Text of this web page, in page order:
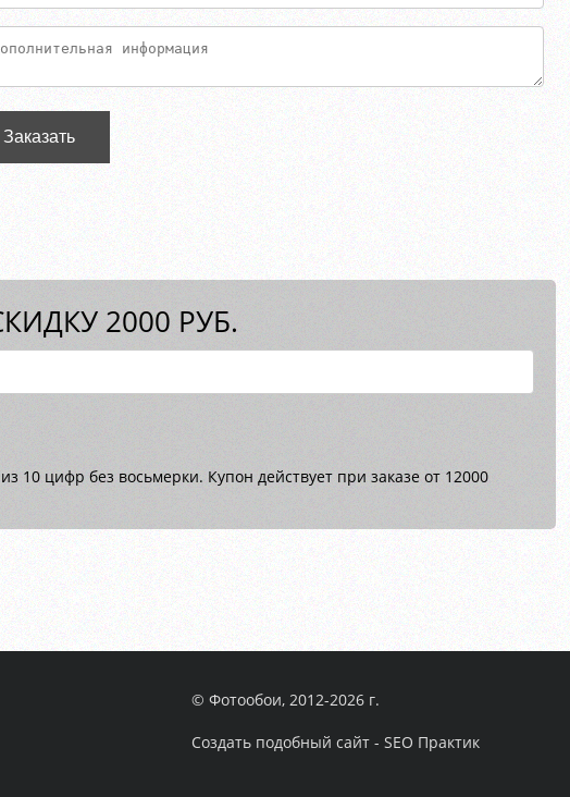
Заказать
2000 РУБ.
цифр без восьмерки. Купон действует при заказе от 12000
© Фотообои, 2012-2026 г.
Создать подобный сайт - SEO Практик